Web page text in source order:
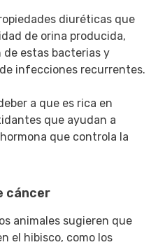
diuréticas que
de orina producida,
estas bacterias y
infecciones recurrentes.
a que es rica en
que ayudan a
que controla la
cáncer
animales sugieren que
el hibisco, como los